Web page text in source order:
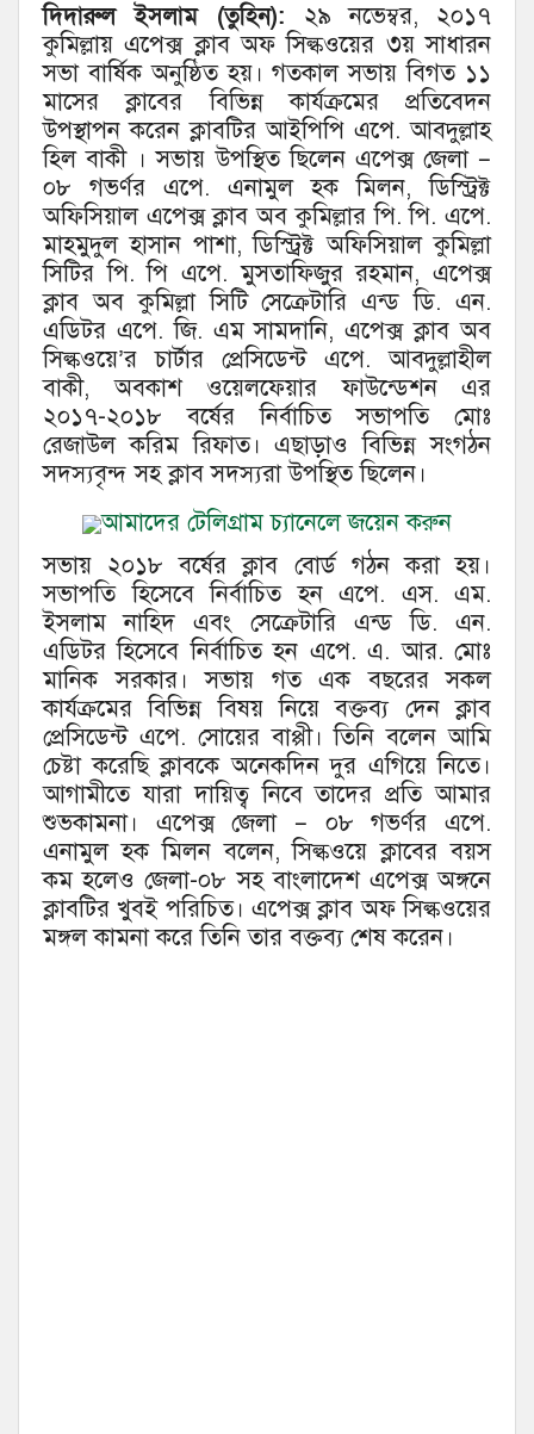
দিদারুল ইসলাম (তুহিন): ২৯ নভেম্বর, ২০১৭
কুমিল্লায় এপেক্স ক্লাব অফ সিল্কওয়ের ৩য় সাধারন
সভা বার্ষিক অনুষ্ঠিত হয়। গতকাল সভায় বিগত ১১
মাসের ক্লাবের বিভিন্ন কার্যক্রমের প্রতিবেদন
উপস্থাপন করেন ক্লাবটির আইপিপি এপে. আবদুল্লাহ
হিল বাকী । সভায় উপস্থিত ছিলেন এপেক্স জেলা –
০৮ গভর্ণর এপে. এনামুল হক মিলন, ডিস্ট্রিক্ট
অফিসিয়াল এপেক্স ক্লাব অব কুমিল্লার পি. পি. এপে.
মাহমুদুল হাসান পাশা, ডিস্ট্রিক্ট অফিসিয়াল কুমিল্লা
সিটির পি. পি এপে. মুসতাফিজুর রহমান, এপেক্স
ক্লাব অব কুমিল্লা সিটি সেক্রেটারি এন্ড ডি. এন.
এডিটর এপে. জি. এম সামদানি, এপেক্স ক্লাব অব
সিল্কওয়ে’র চার্টার প্রেসিডেন্ট এপে. আবদুল্লাহীল
বাকী, অবকাশ ওয়েলফেয়ার ফাউন্ডেশন এর
২০১৭-২০১৮ বর্ষের নির্বাচিত সভাপতি মোঃ
রেজাউল করিম রিফাত। এছাড়াও বিভিন্ন সংগঠন
সদস্যবৃন্দ সহ ক্লাব সদস্যরা উপস্থিত ছিলেন।
আমাদের টেলিগ্রাম চ্যানেলে জয়েন করুন
সভায় ২০১৮ বর্ষের ক্লাব বোর্ড গঠন করা হয়।
সভাপতি হিসেবে নির্বাচিত হন এপে. এস. এম.
ইসলাম নাহিদ এবং সেক্রেটারি এন্ড ডি. এন.
এডিটর হিসেবে নির্বাচিত হন এপে. এ. আর. মোঃ
মানিক সরকার। সভায় গত এক বছরের সকল
কার্যক্রমের বিভিন্ন বিষয় নিয়ে বক্তব্য দেন ক্লাব
প্রেসিডেন্ট এপে. সোয়ের বাপ্পী। তিনি বলেন আমি
চেষ্টা করেছি ক্লাবকে অনেকদিন দুর এগিয়ে নিতে।
আগামীতে যারা দায়িত্ব নিবে তাদের প্রতি আমার
শুভকামনা। এপেক্স জেলা – ০৮ গভর্ণর এপে.
এনামুল হক মিলন বলেন, সিল্কওয়ে ক্লাবের বয়স
কম হলেও জেলা-০৮ সহ বাংলাদেশ এপেক্স অঙ্গনে
ক্লাবটির খুবই পরিচিত। এপেক্স ক্লাব অফ সিল্কওয়ের
মঙ্গল কামনা করে তিনি তার বক্তব্য শেষ করেন।